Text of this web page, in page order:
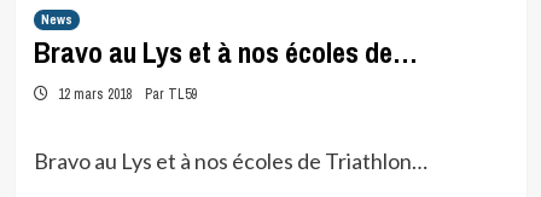
News
Bravo au Lys et à nos écoles de…
12 mars 2018 Par TL59
Bravo au Lys et à nos écoles de Triathlon…